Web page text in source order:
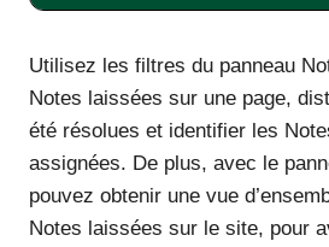
Utilisez les filtres du panneau
Notes laissées sur une page,
été résolues et identifier les
assignées. De plus, avec le
pouvez obtenir une vue
Notes laissées sur le site, pour